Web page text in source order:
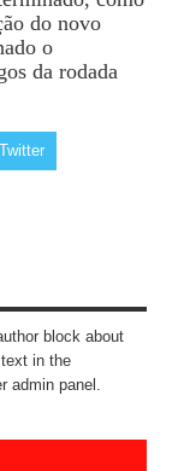
do novo
o
da rodada
block about
in the
admin panel.